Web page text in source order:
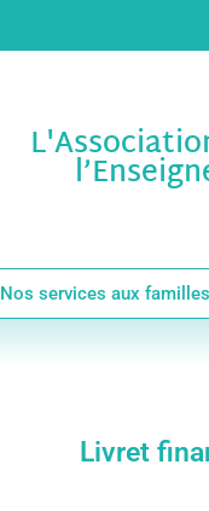
Nos services aux familles
Livret